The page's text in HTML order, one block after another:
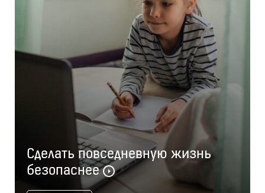
Сделать повседневную жизнь
безопаснее